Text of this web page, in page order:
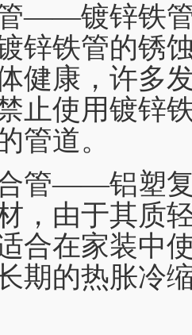
镀锌铁管
锌铁管的锈
健康，许多
止使用镀锌
管道。
——铝塑复
，由于其质
合在家装中
期的热胀冷